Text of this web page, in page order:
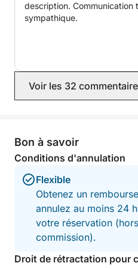
uniquement par bateau.
Durant la journée, profitez
* Baignade et détente
* Navigation le long de
côtiers
- Sports nautiques
et la bouée tractée pour
supplément)
Ce qui rend cette
description. Communication
sympathique.
Voir les 32
Bon à savoir
Conditions d'annulation
Flexible
Obtenez un
annulez au moins 24
votre réservation
commission).
Droit de rétractation pour